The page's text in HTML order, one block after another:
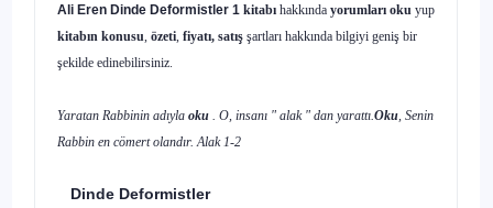
Ali Eren Dinde Deformistler 1 kitabı hakkında yorumları oku yup
kitabın konusu, özeti, fiyatı, satış şartları hakkında bilgiyi geniş bir
şekilde edinebilirsiniz.
Yaratan Rabbinin adıyla oku . O, insanı " alak " dan yarattı.Oku, Senin
Rabbin en cömert olandır. Alak 1-2
Dinde Deformistler